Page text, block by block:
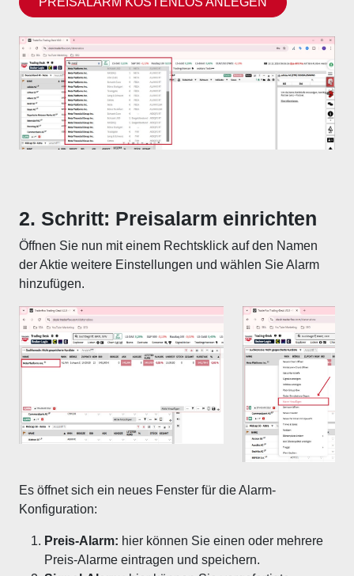
2. Schritt: Preisalarm einrichten
Öffnen Sie nun mit einem Rechtsklick auf den Namen
der Aktie weitere Einstellungen und wählen Sie Alarm
hinzufügen.
Es öffnet sich ein neues Fenster für die Alarm-
Konfiguration:
Preis-Alarm: hier können Sie einen oder mehrere
Preis-Alarme eintragen und speichern.